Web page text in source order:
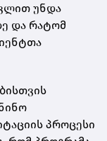
უნდა
და რატომ
პროცესი